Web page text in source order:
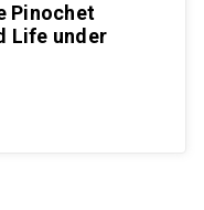
Pinochet
Life under